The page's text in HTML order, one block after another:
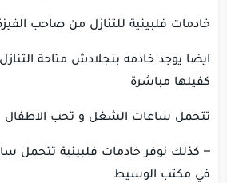
خادمات فلبينية للتنازل من صاحب
ايضا يوجد خادمه بنجلادش متاحة
كفيلها مباشرة
تتحمل ساعات الشغل و تحب الاطفال
– كذلك نوفر خادمات فلبينية تتحمل
في مكتب الوسيط